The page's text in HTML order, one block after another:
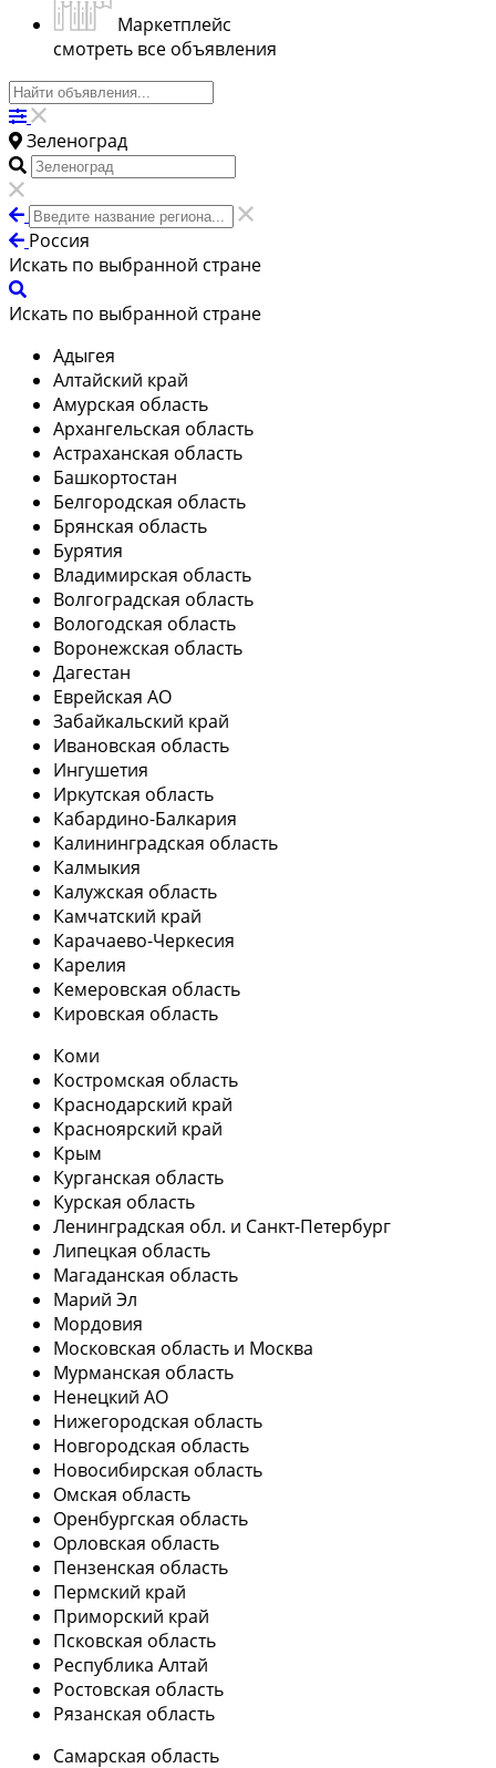
Маркетплейс
смотреть все объявления
Зеленоград
Россия
Искать по выбранной стране
Искать по выбранной стране
Адыгея
Алтайский край
Амурская область
Архангельская область
Астраханская область
Башкортостан
Белгородская область
Брянская область
Бурятия
Владимирская область
Волгоградская область
Вологодская область
Воронежская область
Дагестан
Еврейская АО
Забайкальский край
Ивановская область
Ингушетия
Иркутская область
Кабардино-Балкария
Калининградская область
Калмыкия
Калужская область
Камчатский край
Карачаево-Черкесия
Карелия
Кемеровская область
Кировская область
Коми
Костромская область
Краснодарский край
Красноярский край
Крым
Курганская область
Курская область
Ленинградская обл. и Санкт-Петербург
Липецкая область
Магаданская область
Марий Эл
Мордовия
Московская область и Москва
Мурманская область
Ненецкий АО
Нижегородская область
Новгородская область
Новосибирская область
Омская область
Оренбургская область
Орловская область
Пензенская область
Пермский край
Приморский край
Псковская область
Республика Алтай
Ростовская область
Рязанская область
Самарская область